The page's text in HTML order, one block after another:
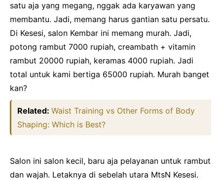
satu aja yang megang, nggak ada karyawan yang
membantu. Jadi, memang harus gantian satu persatu.
Di Kesesi, salon Kembar ini memang murah. Jadi,
potong rambut 7000 rupiah, creambath + vitamin
rambut 20000 rupiah, keramas 4000 rupiah. Jadi
total untuk kami bertiga 65000 rupiah. Murah banget
kan?
Related: Waist Training vs Other Forms of Body
Shaping: Which is Best?
Salon ini salon kecil, baru aja pelayanan untuk rambut
dan wajah. Letaknya di sebelah utara MtsN Kesesi.